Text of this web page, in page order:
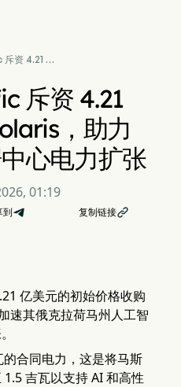
资 4.21 亿
斥资 4.21
，助力
心电力扩张
01:19
到 复制链接
亿美元的初始价格收购
速其俄克拉荷马州人工智
合同电力，这是将马斯
吉瓦以支持 AI 和高性